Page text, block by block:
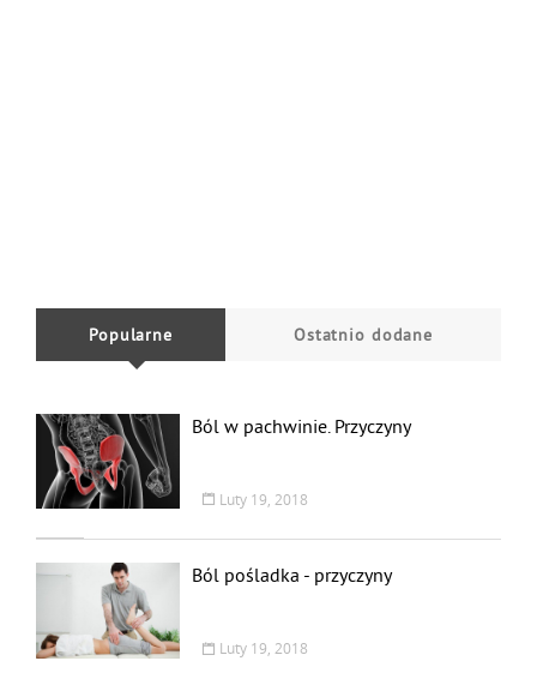
Popularne Ostatnio dodane
Ból w pachwinie. Przyczyny
Luty 19, 2018
Ból pośladka - przyczyny
Luty 19, 2018